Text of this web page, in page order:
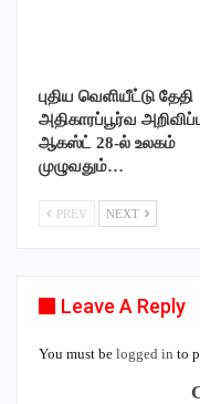
புதிய வெளியீட்டு தேதி
அதிகாரப்பூர்வ
ஆகஸ்ட் 28-ல் உலகம்
முழுவதும்…
PREV NEXT
Leave A Reply
You must be logged in to